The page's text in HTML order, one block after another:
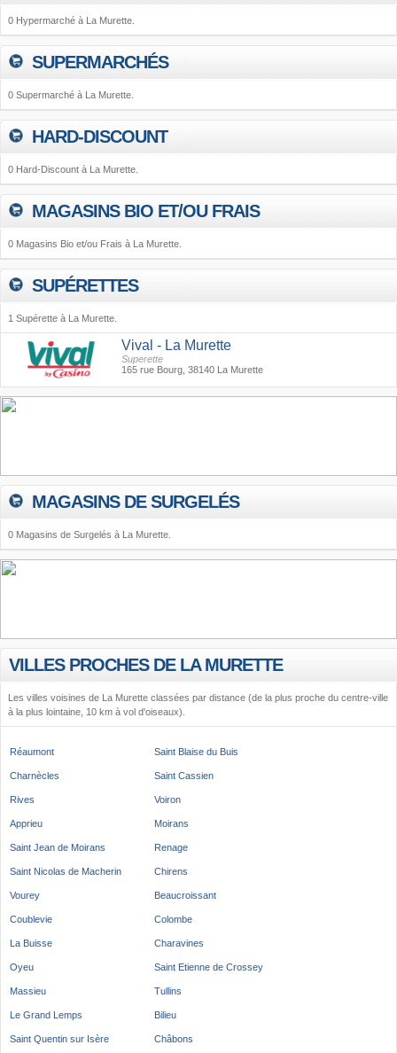
0 Hypermarché à La Murette.
SUPERMARCHÉS
0 Supermarché à La Murette.
HARD-DISCOUNT
0 Hard-Discount à La Murette.
MAGASINS BIO ET/OU FRAIS
0 Magasins Bio et/ou Frais à La Murette.
SUPÉRETTES
1 Supérette à La Murette.
Vival - La Murette
Superette
165 rue Bourg, 38140 La Murette
MAGASINS DE SURGELÉS
0 Magasins de Surgelés à La Murette.
VILLES PROCHES DE LA MURETTE
Les villes voisines de La Murette classées par distance (de la plus proche du centre-ville
à la plus lointaine, 10 km à vol d'oiseaux).
Réaumont Saint Blaise du Buis
Charnècles Saint Cassien
Rives Voiron
Apprieu Moirans
Saint Jean de Moirans Renage
Saint Nicolas de Macherin Chirens
Vourey Beaucroissant
Coublevie Colombe
La Buisse Charavines
Oyeu Saint Etienne de Crossey
Massieu Tullins
Le Grand Lemps Bilieu
Saint Quentin sur Isère Châbons